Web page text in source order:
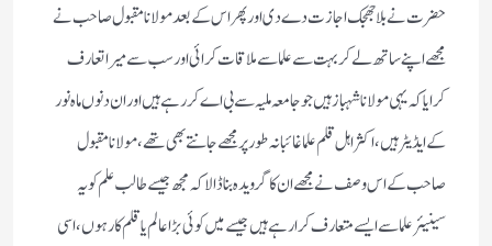
حضرت نے بلا جھجک اجازت دے دی اور پھر اس کے بعد مولانا مقبول صاحب نے
مجھے اپنے ساتھ لے کر بہت سے علما سے ملاقات کرائی اور سب سے میرا تعارف
کرایا کہ یہی مولانا شہباز ہیں جو جامعہ ملیہ سے بی اے کر رہے ہیں اور ان دنوں ماہ نور
کے ایڈیٹر ہیں، اکثر اہل قلم علما غائبانہ طور پر مجھے جانتے بھی تھے، مولانا مقبول
صاحب کے اس وصف نے مجھے ان کا گرویدہ بنا ڈالا کہ مجھ جیسے طالب علم کو یہ
سینیئر علما سے ایسے متعارف کرا رہے ہیں جیسے میں کوئی بڑا عالم یا قلم کار ہوں، اسی